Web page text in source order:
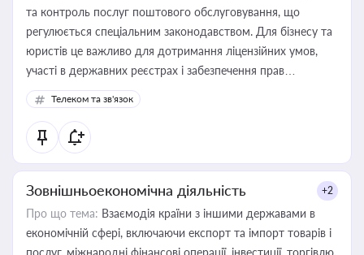
та контроль послуг поштового обслуговування, що
регулюється спеціальним законодавством. Для бізнесу та
юристів це важливо для дотримання ліцензійних умов,
участі в державних реєстрах і забезпечення прав
споживачів.
Телеком та зв'язок
Зовнішньоекономічна діяльність +2
Про що тема: Взаємодія країни з іншими державами в
економічній сфері, включаючи експорт та імпорт товарів і
послуг, міжнародні фінансові операції, інвестиції, торгівлю,